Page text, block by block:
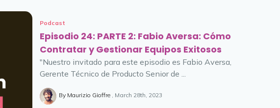
Podcast
Episodio 24: PARTE 2: Fabio Aversa: Cómo
Contratar y Gestionar Equipos Exitosos
"Nuestro invitado para este episodio es Fabio Aversa,
Gerente Técnico de Producto Senior de ...
By Maurizio Gioffre March 28th, 2023